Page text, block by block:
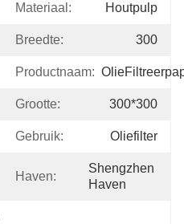
Materiaal: Houtpulp
Breedte: 300
Productnaam:
Grootte: 300*300
Gebruik: Oliefilter
Haven:
Shengzhen
Haven